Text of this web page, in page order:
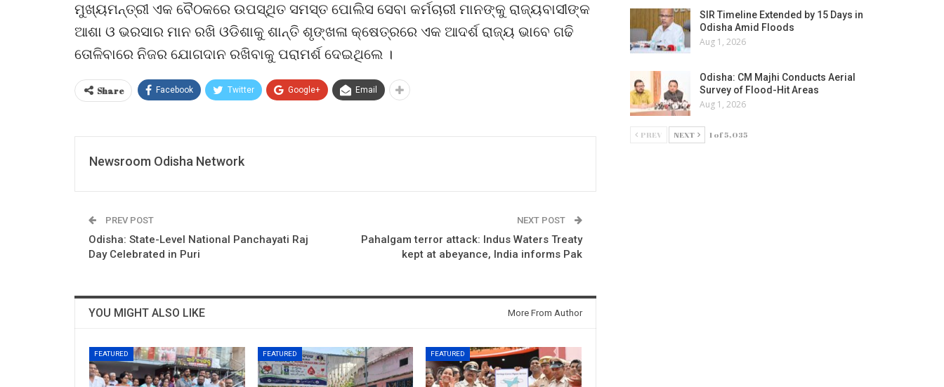
ମୁଖ୍ୟମନ୍ତ୍ରୀ ଏକ ବୈଠକରେ ଉପସ୍ଥିତ ସମସ୍ତ ପୋଲିସ ସେବା କର୍ମଚାରୀ ମାନଙ୍କୁ ରାଜ୍ୟବାସୀଙ୍କ
ଆଶା ଓ ଭରସାର ମାନ ରଖି ଓଡିଶାକୁ ଶାନ୍ତି ଶୃଙ୍ଖଳା କ୍ଷେତ୍ରରେ ଏକ ଆଦର୍ଶ ରାଜ୍ୟ ଭାବେ ଗଢି
ତୋଳିବାରେ ନିଜର ଯୋଗଦାନ ରଖିବାକୁ ପରାମର୍ଶ ଦେଇଥିଲେ ।
Share Facebook Twitter Google+ Email
Newsroom Odisha Network
PREV POST
Odisha: State-Level National Panchayati Raj
Day Celebrated in Puri
NEXT POST
Pahalgam terror attack: Indus Waters Treaty
kept at abeyance, India informs Pak
YOU MIGHT ALSO LIKE More From Author
FEATURED FEATURED FEATURED
SIR Timeline Extended by 15 Days in
Odisha Amid Floods
Aug 1, 2026
Odisha: CM Majhi Conducts Aerial
Survey of Flood-Hit Areas
Aug 1, 2026
PREV NEXT 1 of 5,035